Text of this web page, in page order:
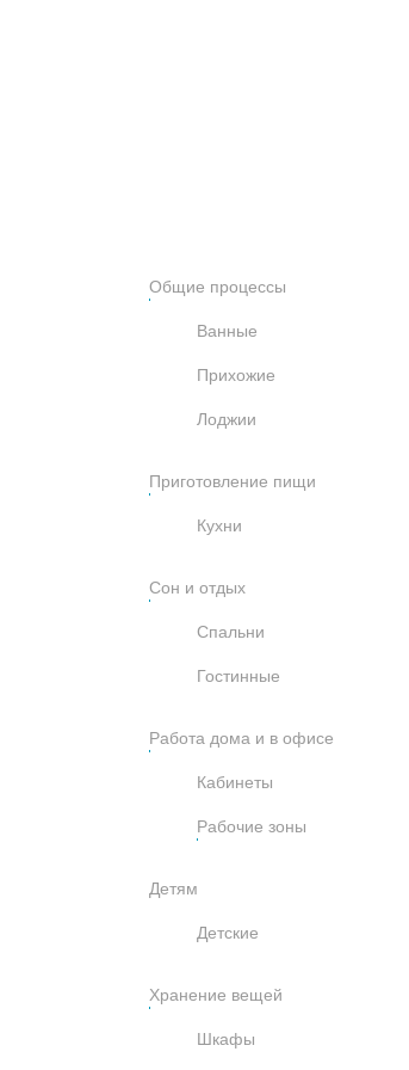
Общие процессы
Ванные
Прихожие
Лоджии
Приготовление пищи
Кухни
Сон и отдых
Спальни
Гостинные
Работа дома и в офисе
Кабинеты
Рабочие зоны
Детям
Детские
Хранение вещей
Шкафы